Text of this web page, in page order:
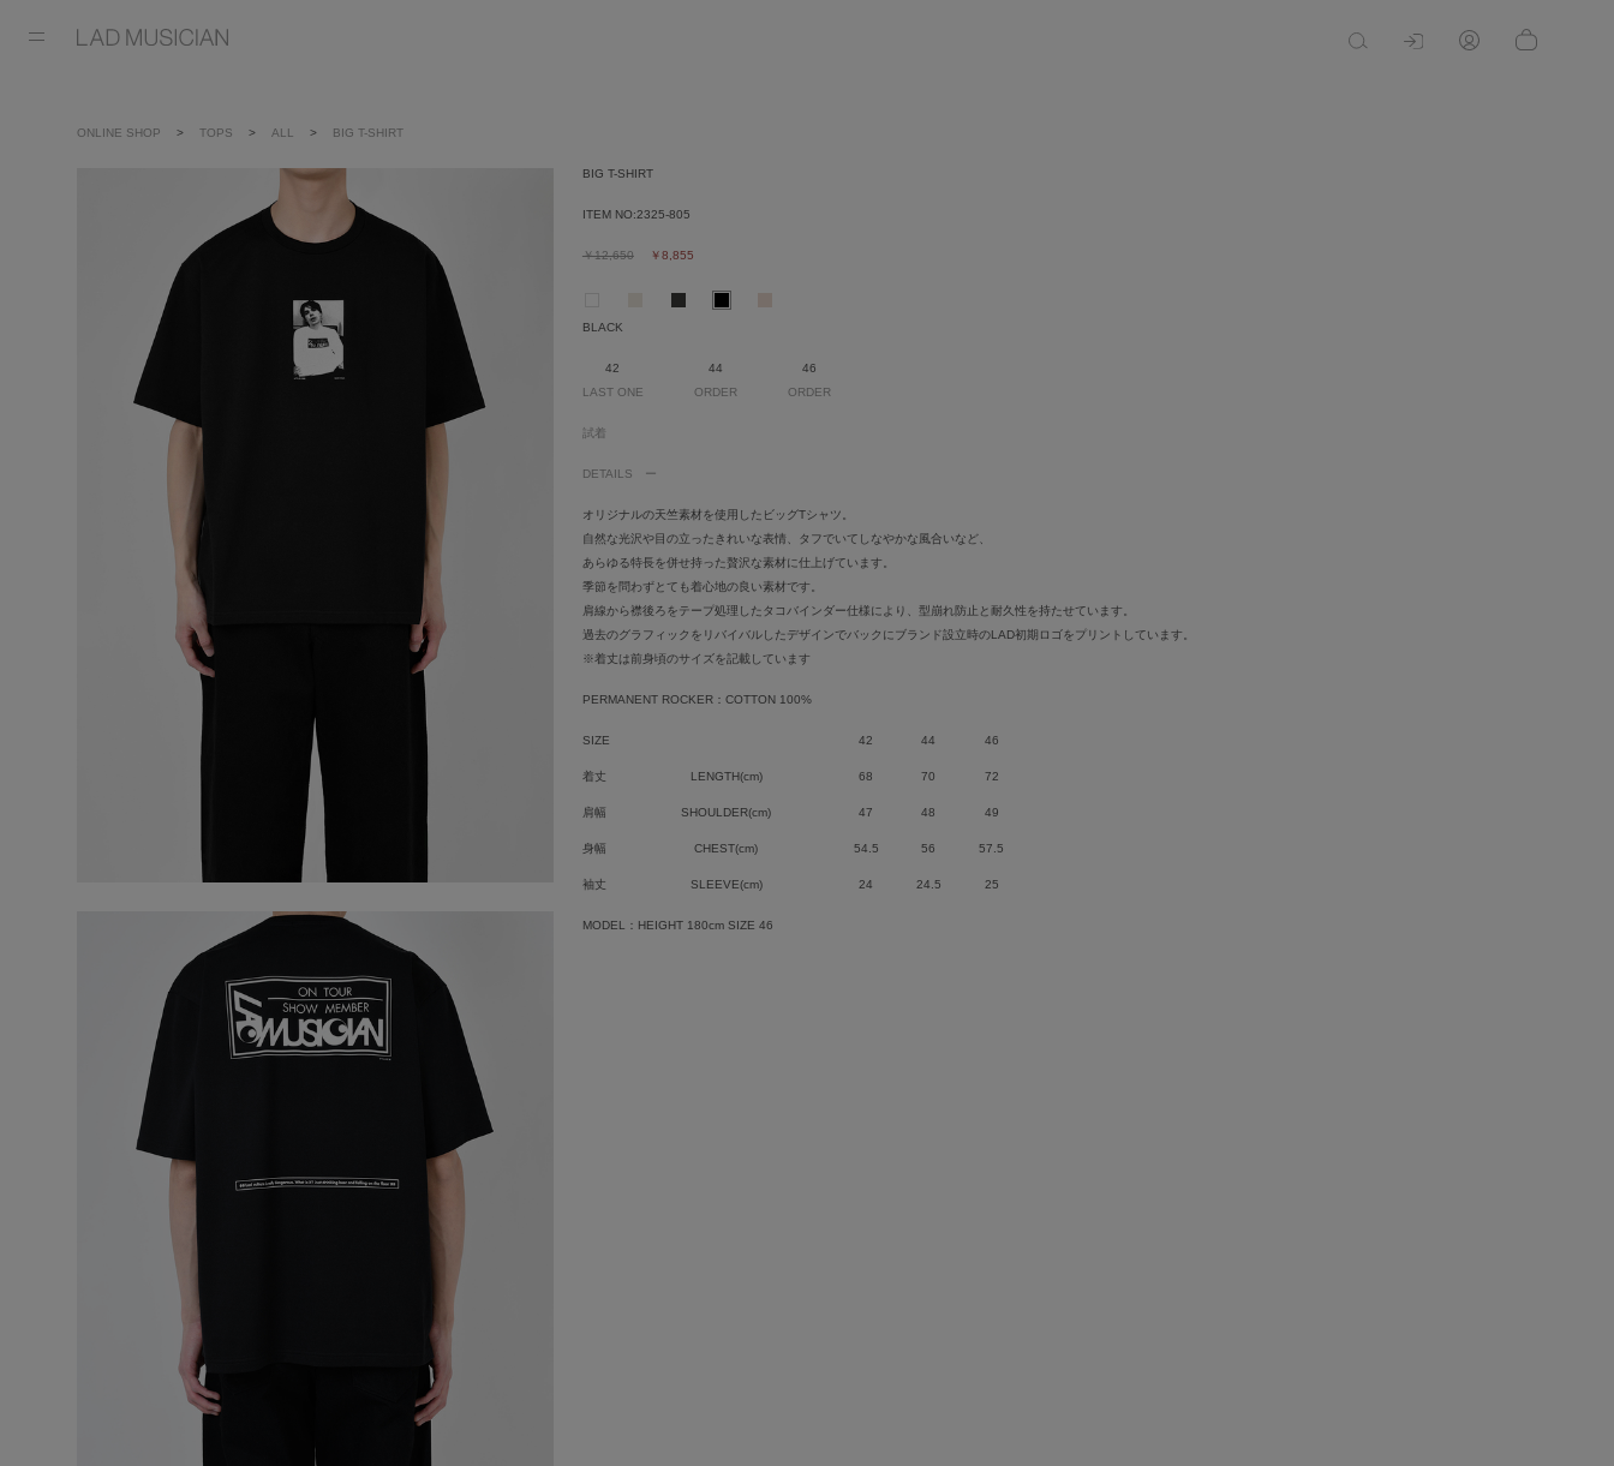
ONLINE SHOP TOPS ALL BIG T-SHIRT
BIG T-SHIRT
ITEM NO:2325-805
￥12,650 ￥8,855
BLACK
42
LAST ONE
44
ORDER
46
ORDER
試着
DETAILS
オリジナルの天竺素材を使用したビッグTシャツ。
自然な光沢や目の立ったきれいな表情、タフでいてしなやかな風合いなど、
あらゆる特長を併せ持った贅沢な素材に仕上げています。
季節を問わずとても着心地の良い素材です。
肩線から襟後ろをテープ処理したタコバインダー仕様により、型崩れ防止と耐久性を持たせています。
過去のグラフィックをリバイバルしたデザインでバックにブランド設立時のLAD初期ロゴをプリントしています。
※着丈は前身頃のサイズを記載しています
PERMANENT ROCKER：COTTON 100%
SIZE 42 44 46
着丈 LENGTH(cm) 68 70 72
肩幅 SHOULDER(cm) 47 48 49
身幅 CHEST(cm) 54.5 56 57.5
袖丈 SLEEVE(cm) 24 24.5 25
MODEL：HEIGHT 180cm SIZE 46